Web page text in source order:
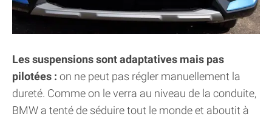
Les suspensions sont adaptatives mais pas
pilotées : on ne peut pas régler manuellement la
dureté. Comme on le verra au niveau de la conduite,
BMW a tenté de séduire tout le monde et aboutit à